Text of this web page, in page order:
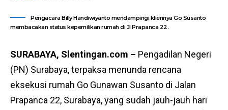
Pengacara Billy Handiwiyanto mendampingi kliennya Go Susanto
membacakan status kepemilikan rumah di Jl Prapanca 22.
SURABAYA, Slentingan.com – Pengadilan Negeri
(PN) Surabaya, terpaksa menunda rencana
eksekusi rumah Go Gunawan Susanto di Jalan
Prapanca 22, Surabaya, yang sudah jauh-jauh hari